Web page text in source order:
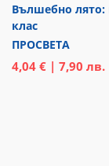
Вълшебно лято:
клас
ПРОСВЕТА
4,04 € | 7,90 лв.